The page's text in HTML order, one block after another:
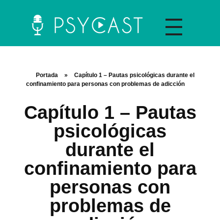
La plataforma y asociación Psycast.es es una propuesta didáctica innovadora de psicología que ofrece información sobre diferentes temáticas psicológicas a través de material audiovisual y la selección de artículos científicos y de divulgación.
Portada »
Capítulo 1 – Pautas psicológicas durante el
confinamiento para personas con problemas de adicción
Capítulo 1 – Pautas
psicológicas
durante el
confinamiento para
personas con
problemas de